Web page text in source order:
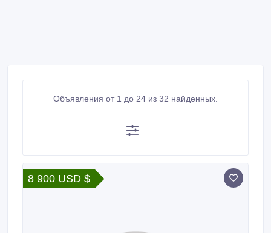
Объявления от 1 до 24 из 32 найденных.
8 900 USD $